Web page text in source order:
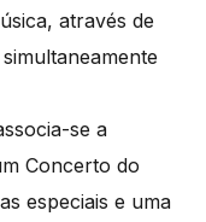
através de
se a
Concerto do
especiais e uma